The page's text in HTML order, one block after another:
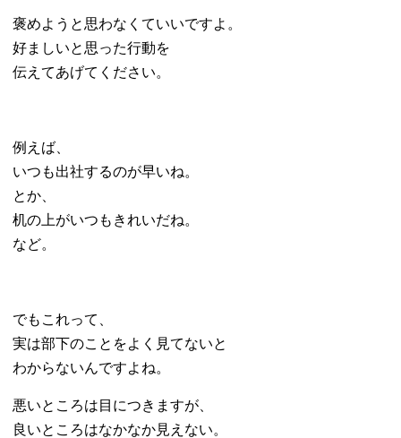
褒めようと思わなくていいですよ。
好ましいと思った行動を
伝えてあげてください。
例えば、
いつも出社するのが早いね。
とか、
机の上がいつもきれいだね。
など。
でもこれって、
実は部下のことをよく見てないと
わからないんですよね。
悪いところは目につきますが、
良いところはなかなか見えない。